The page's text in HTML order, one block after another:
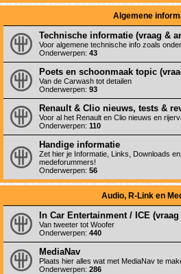
Algemene
Technische informatie (vraag &
Voor algemene technische info zoals
Onderwerpen: 43
Poets en schoonmaak topic
Van de Carwash tot detailen
Onderwerpen: 93
Renault & Clio nieuws, tests &
Voor al het Renault en Clio nieuws en
Onderwerpen: 110
Handige informatie
Zet hier je Informatie, Links, Downloads
medeforummers!
Onderwerpen: 56
Audio, R-Link en
In Car Entertainment / ICE
Van tweeter tot Woofer
Onderwerpen: 440
MediaNav
Plaats hier alles wat met MediaNav te
Onderwerpen: 286